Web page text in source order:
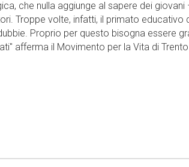
che nulla aggiunge al sapere dei
Troppe volte, infatti, il primato
Proprio per questo bisogna essere
afferma il Movimento per la Vita di